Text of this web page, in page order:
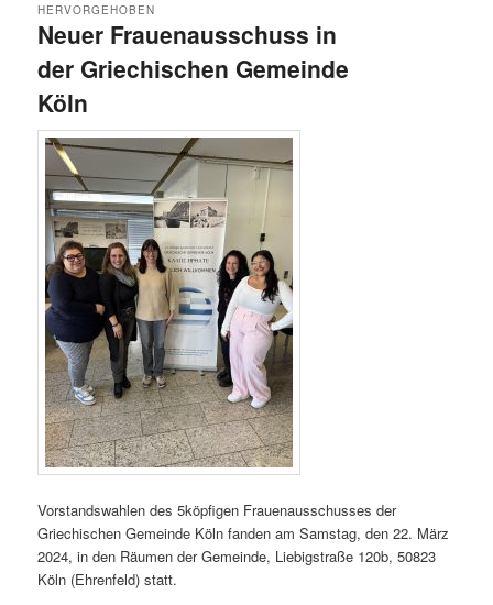
Neuer Frauenausschuss in
der Griechischen Gemeinde
Köln
HERVORGEHOBEN
Veröffentlicht am27. November 2025vonRedaktion
Vorstandswahlen des 5köpfigen Frauenausschusses der
Griechischen Gemeinde Köln fanden am Samstag, den 22. März
2024, in den Räumen der Gemeinde, Liebigstraße 120b, 50823
Köln (Ehrenfeld) statt.